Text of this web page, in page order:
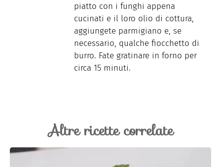
piatto con i funghi appena
cucinati e il loro olio di cottura,
aggiungete parmigiano e, se
necessario, qualche fiocchetto di
burro. Fate gratinare in forno per
circa 15 minuti.
Altre ricette correlate